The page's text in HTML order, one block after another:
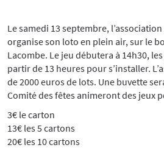
Le samedi 13 septembre,
organise son loto en plein air, sur le
Lacombe. Le jeu débutera à 14h30,
partir de 13 heures pour s’installer.
de 2000 euros de lots. Une buvette
Comité des fêtes animeront des jeux
3€ le carton
13€ les 5 cartons
20€ les 10 cartons